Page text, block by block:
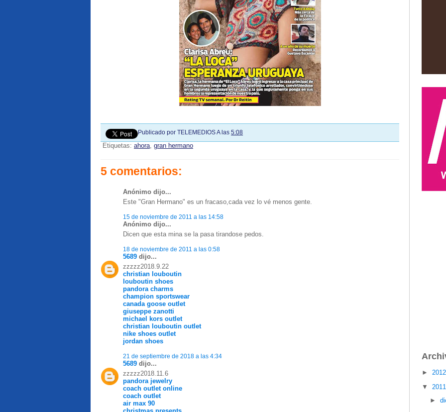
Publicado por TELEMEDIOSA las 5:08
Etiquetas: ahora, gran hermano
5 comentarios:
Anónimo dijo...
Este "Gran Hermano" es un fracaso,cada vez lo vé menos gente.
15 de noviembre de 2011 a las 14:58
Anónimo dijo...
Dicen que esta mina se la pasa tirandose pedos.
18 de noviembre de 2011 a las 0:58
5689 dijo...
zzzzz2018.9.22
christian louboutin
louboutin shoes
pandora charms
champion sportswear
canada goose outlet
giuseppe zanotti
michael kors outlet
christian louboutin outlet
nike shoes outlet
jordan shoes
21 de septiembre de 2018 a las 4:34
5689 dijo...
zzzzz2018.11.6
pandora jewelry
coach outlet online
coach outlet
air max 90
►
▼
►